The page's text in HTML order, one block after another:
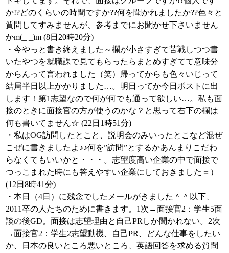
か!?どのくらいの時間ですか??何を聞かれましたか??色々と
質問してすみませんが、参考までにお聞かせ下さいません
かm(_ _)m (8日20時20分)
・今やっと書き終えました～欄が小さすぎて苦戦しつつ書
いたやつを就職課で見てもらったらまとめすぎてて意味分
からんって言われました（笑）帰ってからも色々いじって
結局半日以上かかりました…。明日ってか今日ポストに出
します！第1志望なので何が何でも通って欲しい…。私も面
接のときに面接官の方が使うのかな？と思って右下の欄は
何も書いてません☆ (22日1時51分)
・私はOG訪問したとこと、説明会のみいったとこなど混ぜ
こぜに書きましたよ♪♪何を”訪問”とするかあんまりこだわ
らなくてもいいかと・・・。志望度高い企業の中で面接で
つっこまれた時にも答えやすい企業にしておきました＝）
(12日8時41分)
・本日（4日）に残念でしたメールがきました＾＾以下、
2011卒の人たちのために書きます。1次→面接官2：学生5面
談の後GD。面接は志望理由と自己PRしか聞かれない。2次
→面接官2：学生2志望動機、自己PR、どんな仕事をしたい
か、日本の良いところ悪いところ、英語回答を求める質問